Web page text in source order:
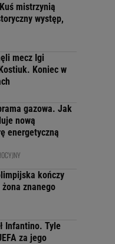
mistrzynią
występ,
mecz Igi
Koniec w
gazowa. Jak
nową
energetyczną
kończy
znanego
Infantino. Tyle
za jego